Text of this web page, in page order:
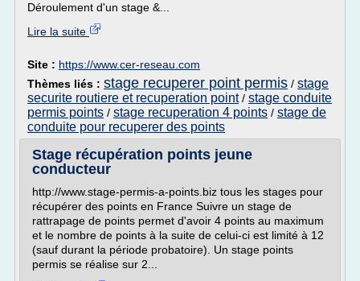
Déroulement d'un stage &...
Lire la suite
Site : https://www.cer-reseau.com
Thèmes liés : stage recuperer point permis / stage
securite routiere et recuperation point/ stage conduite
permis points / stage recuperation 4 points / stage de
conduite pour recuperer des points
Stage récupération points jeune
conducteur
http://www.stage-permis-a-points.biz tous les stages pour
récupérer des points en France Suivre un stage de
rattrapage de points permet d'avoir 4 points au maximum
et le nombre de points à la suite de celui-ci est limité à 12
(sauf durant la période probatoire). Un stage points
permis se réalise sur 2...